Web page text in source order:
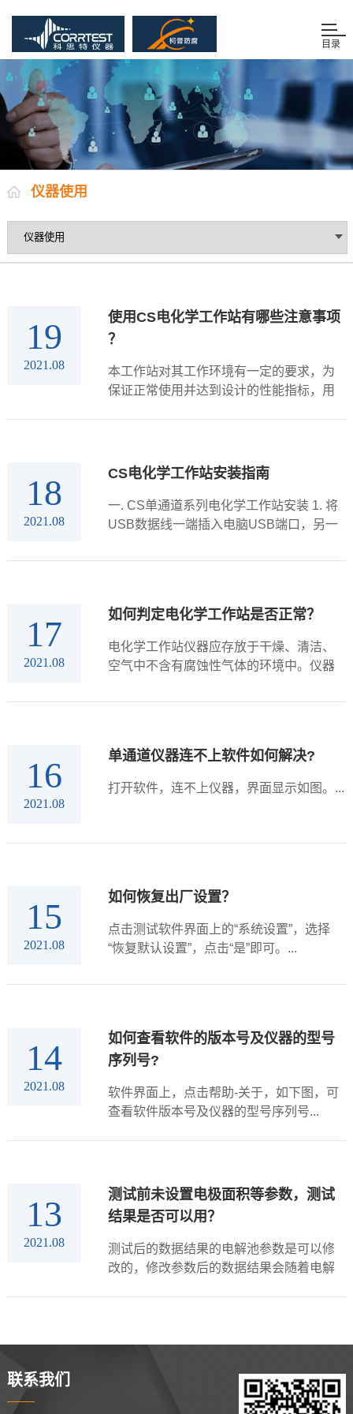
目录
仪器使用
19
2021.08
使用CS电化学工作站有哪些注意事项
？
本工作站对其工作环境有一定的要求，为
保证正常使用并达到设计的性能指标，用
18
2021.08
CS电化学工作站安装指南
一. CS单通道系列电化学工作站安装 1. 将
USB数据线一端插入电脑USB端口，另一
17
2021.08
如何判定电化学工作站是否正常？
电化学工作站仪器应存放于干燥、清洁、
空气中不含有腐蚀性气体的环境中。仪器
好接地。当测量结果出现问题时，可通过
16
2021.08
单通道仪器连不上软件如何解决?
打开软件，连不上仪器，界面显示如图。...
15
2021.08
如何恢复出厂设置？
点击测试软件界面上的“系统设置”，选择
“恢复默认设置”，点击“是”即可。...
14
2021.08
如何查看软件的版本号及仪器的型号
序列号?
软件界面上，点击帮助-关于，如下图，可
查看软件版本号及仪器的型号序列号...
13
2021.08
测试前未设置电极面积等参数，测试
结果是否可以用？
测试后的数据结果的电解池参数是可以修
改的，修改参数后的数据结果会随着电解
过程中电极面积、密度等参数...
联系我们